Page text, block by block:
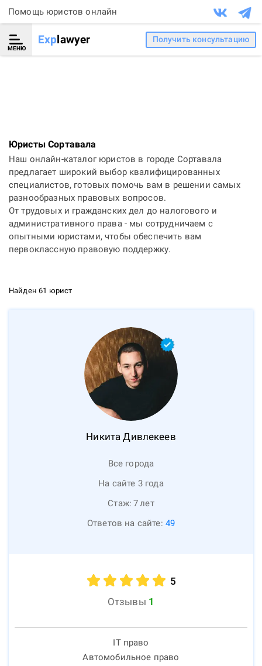
Помощь юристов онлайн
МЕНЮ
Explawyer Получить консультацию
Юристы Сортавала
Наш онлайн-каталог юристов в городе Сортавала
предлагает широкий выбор квалифицированных
специалистов, готовых помочь вам в решении самых
разнообразных правовых вопросов.
От трудовых и гражданских дел до налогового и
административного права - мы сотрудничаем с
опытными юристами, чтобы обеспечить вам
первоклассную правовую поддержку.
Найден 61 юрист
Никита Дивлекеев
Все города
На сайте 3 года
Стаж: 7лет
Ответов на сайте: 49
5
Отзывы 1
IT право
Автомобильное право